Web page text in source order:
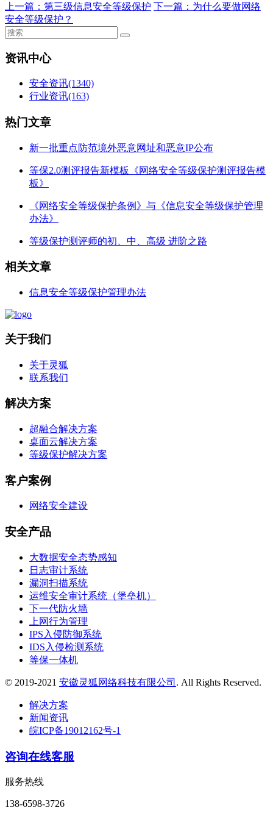
上一篇： 第三级信息安全等级保护 下一篇： 为什么要做网络
安全等级保护？
资讯中心
安全资讯(1340)
行业资讯(163)
热门文章
新一批重点防范境外恶意网址和恶意IP公布
等保2.0测评报告新模板《网络安全等级保护测评报告模
板》
《网络安全等级保护条例》与《信息安全等级保护管理
办法》
等级保护测评师的初、中、高级 进阶之路
相关文章
信息安全等级保护管理办法
关于我们
关于灵狐
联系我们
解决方案
超融合解决方案
桌面云解决方案
等级保护解决方案
客户案例
网络安全建设
安全产品
大数据安全态势感知
日志审计系统
漏洞扫描系统
运维安全审计系统（堡垒机）
下一代防火墙
上网行为管理
IPS入侵防御系统
IDS入侵检测系统
等保一体机
© 2019-2021 安徽灵狐网络科技有限公司 . All Rights Reserved.
解决方案
新闻资讯
皖ICP备19012162号-1
咨询在线客服
服务热线
138-6598-3726